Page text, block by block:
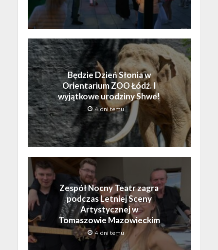
Będzie Dzień Słonia w
Orientarium ZOO Łódź. I
wyjątkowe urodziny Shwe!
4 dni temu
Zespół Nocny Teatr zagra
podczas Letniej Sceny
Artystycznej w
Tomaszowie Mazowieckim
4 dni temu